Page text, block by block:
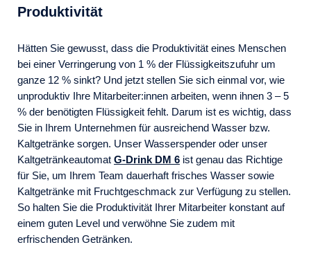
Produktivität
Hätten Sie gewusst, dass die Produktivität eines Menschen
bei einer Verringerung von 1 % der Flüssigkeitszufuhr um
ganze 12 % sinkt? Und jetzt stellen Sie sich einmal vor, wie
unproduktiv Ihre Mitarbeiter:innen arbeiten, wenn ihnen 3 – 5
% der benötigten Flüssigkeit fehlt. Darum ist es wichtig, dass
Sie in Ihrem Unternehmen für ausreichend Wasser bzw.
Kaltgetränke sorgen. Unser Wasserspender oder unser
Kaltgetränkeautomat G-Drink DM 6 ist genau das Richtige
für Sie, um Ihrem Team dauerhaft frisches Wasser sowie
Kaltgetränke mit Fruchtgeschmack zur Verfügung zu stellen.
So halten Sie die Produktivität Ihrer Mitarbeiter konstant auf
einem guten Level und verwöhne Sie zudem mit
erfrischenden Getränken.